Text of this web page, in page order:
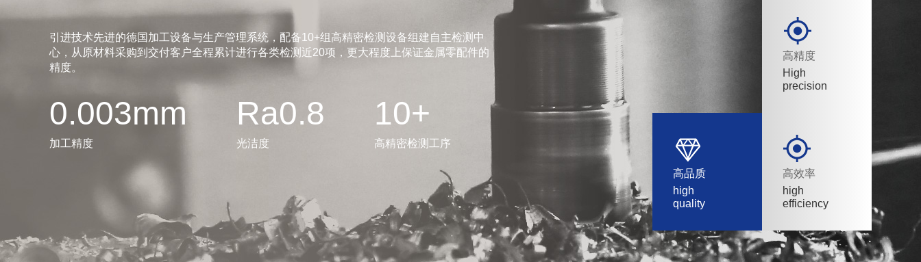
引进技术先进的德国加工设备与生产管理系统，配备10+组高精密检测设备组建自主检测中
心，从原材料采购到交付客户全程累计进行各类检测近20项，更大程度上保证金属零配件的
精度。
0.003mm
加工精度
Ra0.8
光洁度
10+
高精密检测工序
高精度
High
precision
高品质
high
quality
高效率
high
efficiency